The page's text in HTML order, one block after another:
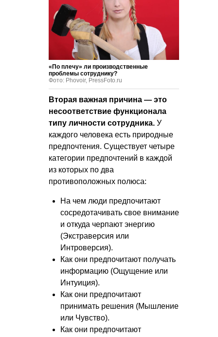
«По плечу» ли производственные
проблемы сотруднику?
Фото: Phovoir, PressFoto.ru
Вторая важная причина — это
несоответствие функционала
типу личности сотрудника. У
каждого человека есть природные
предпочтения. Существует четыре
категории предпочтений в каждой
из которых по два
противоположных полюса:
На чем люди предпочитают
сосредотачивать свое внимание
и откуда черпают энергию
(Экстраверсия или
Интроверсия).
Как они предпочитают получать
информацию (Ощущение или
Интуиция).
Как они предпочитают
принимать решения (Мышление
или Чувство).
Как они предпочитают